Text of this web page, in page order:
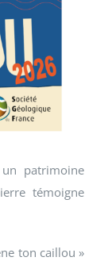
patrimoine
témoigne
ton caillou »